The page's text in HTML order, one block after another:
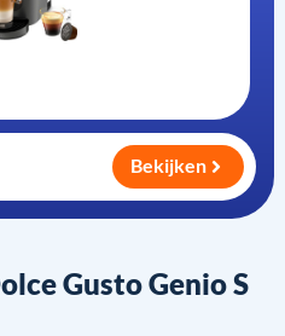
Gusto Genio S
Bekijken